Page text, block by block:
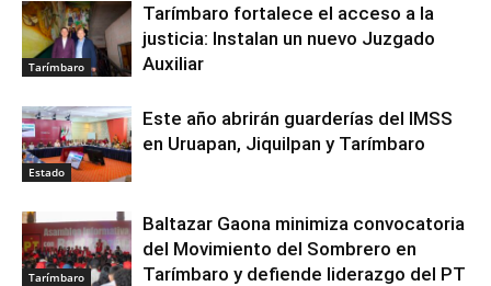
Tarímbaro
Tarímbaro fortalece el acceso a la
justicia: Instalan un nuevo Juzgado
Auxiliar
Estado
Este año abrirán guarderías del IMSS
en Uruapan, Jiquilpan y Tarímbaro
Tarímbaro
Baltazar Gaona minimiza convocatoria
del Movimiento del Sombrero en
Tarímbaro y defiende liderazgo del PT